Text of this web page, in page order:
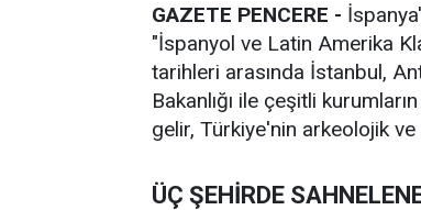
GAZETE PENCERE -
"İspanyol ve Latin Amerika
tarihleri arasında İstanbul,
Bakanlığı ile çeşitli
gelir, Türkiye'nin arkeolojik ve
ÜÇ ŞEHİRDE